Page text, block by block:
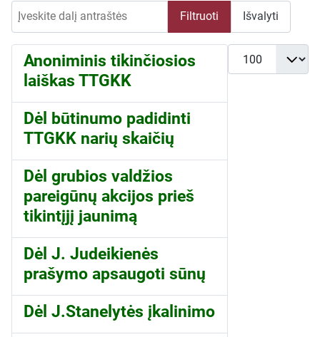
Įveskite dalį antraštės
Filtruoti Išvalyti
Rodyti po
Anoniminis tikinčiosios
laiškas TTGKK
Dėl būtinumo padidinti
TTGKK narių skaičių
Dėl grubios valdžios
pareigūnų akcijos prieš
tikintįjį jaunimą
Dėl J. Judeikienės
prašymo apsaugoti sūnų
Dėl J.Stanelytės įkalinimo